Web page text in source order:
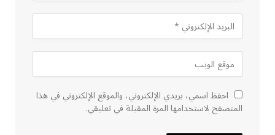
احفظ اسمي، بريدي الإلكتروني، والموقع الإلكتروني في هذا
المتصفح لاستخدامها المرة المقبلة في تعليقي.